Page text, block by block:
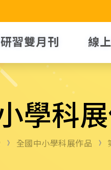
習雙月刊 線
學科
全國中小學科展作品